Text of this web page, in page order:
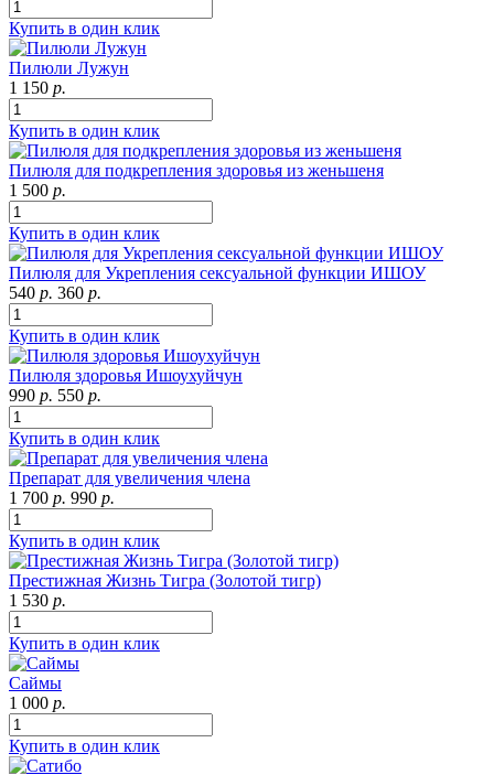
Купить в один клик
Пилюли Лужун
1 150 р.
Купить в один клик
Пилюля для подкрепления здоровья из женьшеня
1 500 р.
Купить в один клик
Пилюля для Укрепления сексуальной функции ИШОУ
540 р. 360 р.
Купить в один клик
Пилюля здоровья Ишоухуйчун
990 р. 550 р.
Купить в один клик
Препарат для увеличения члена
1 700 р. 990 р.
Купить в один клик
Престижная Жизнь Тигра (Золотой тигр)
1 530 р.
Купить в один клик
Саймы
1 000 р.
Купить в один клик